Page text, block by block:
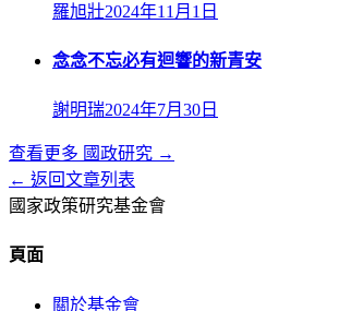
羅旭壯2024年11月1日
念念不忘必有迴響的新青安
謝明瑞2024年7月30日
查看更多 國政研究 →
← 返回文章列表
國家政策研究基金會
頁面
關於基金會